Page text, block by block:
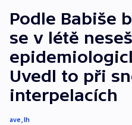
Podle Babiše
se v létě
Uvedl to při
interpelacích
ave,lh